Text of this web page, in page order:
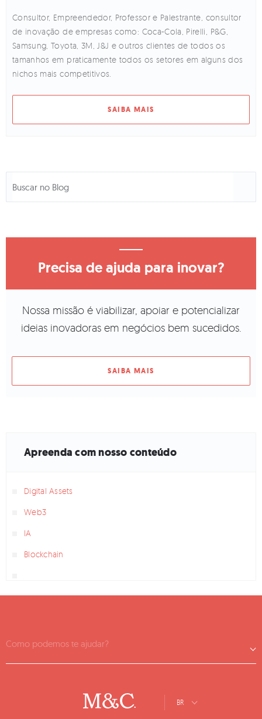
Consultor, Empreendedor, Professor e Palestrante, consultor
de inovação de empresas como: Coca-Cola, Pirelli, P&G,
Samsung, Toyota, 3M, J&J e outros clientes de todos os
tamanhos em praticamente todos os setores em alguns dos
nichos mais competitivos.
SAIBA MAIS
Precisa de ajuda para inovar?
Nossa missão é viabilizar, apoiar e potencializar
ideias inovadoras em negócios bem sucedidos.
SAIBA MAIS
Apreenda com nosso conteúdo
Digital Assets
Web3
IA
Blockchain
Como podemos te ajudar?
BR